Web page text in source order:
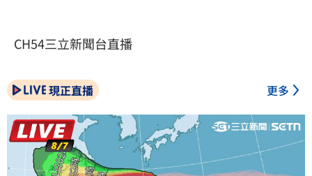
CH54三立新聞台直播
現正直播 更多